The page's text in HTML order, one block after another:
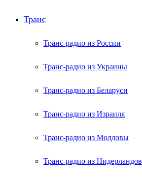
Транс
Транс-радио из России
Транс-радио из Украины
Транс-радио из Беларуси
Транс-радио из Израиля
Транс-радио из Молдовы
Транс-радио из Нидерландов